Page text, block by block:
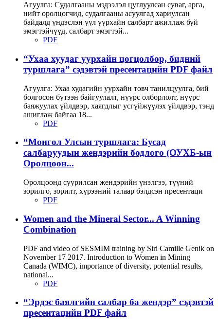
Агуулга: Судалгааны мэдээлэл цуглуулсан суваг, арга,
нийт оролцогчид, судалгааны асуулгад хариулсан
байдалд үндэслэн уул уурхайн салбарт ажиллаж буй
эмэгтэйчүүд, салбарт эмэгтэй...
PDF
“Ухаа хуудаг уурхайн цогцолбор, бидний
туршлага” сэдэвтэй пресентацийн PDF файл
Агуулга: Ухаа худагийн уурхайн товч танилцуулга, бий
болгосон бүтээн байгуулалт, нүүрс олборлолт, нүүрс
баяжуулах үйлдвэр, хаягдлыг усгүйжүүлэх үйлдвэр, тэнд
ашиглаж байгаа 18...
PDF
“Монгол Улсын туршлага: Бусад
салбаруудын жендэрийн бодлого (ОУХБ-ын
Оролцоон...
Оролцоонд суурилсан жендэрийн үнэлгээ, түүний
зорилго, зорилт, хүрээний талаар бэлдсэн пресентаци
PDF
Women and the Mineral Sector... A Winning
Combination
PDF and video of SESMIM training by Siri Camille Genik on
November 17 2017. Introduction to Women in Mining
Canada (WIMC), importance of diversity, potential results,
national...
PDF
“Эрдэс баялгийн салбар ба жендэр” сэдэвтэй
пресентацийн PDF файл